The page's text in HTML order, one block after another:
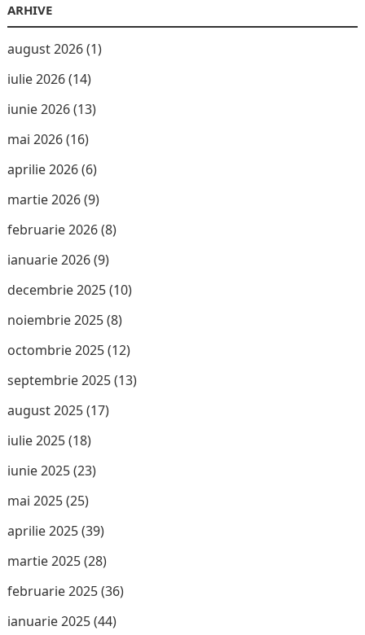
ARHIVE
august 2026(1)
iulie 2026(14)
iunie 2026(13)
mai 2026(16)
aprilie 2026(6)
martie 2026(9)
februarie 2026(8)
ianuarie 2026(9)
decembrie 2025(10)
noiembrie 2025(8)
octombrie 2025(12)
septembrie 2025(13)
august 2025(17)
iulie 2025(18)
iunie 2025(23)
mai 2025(25)
aprilie 2025(39)
martie 2025(28)
februarie 2025(36)
ianuarie 2025(44)